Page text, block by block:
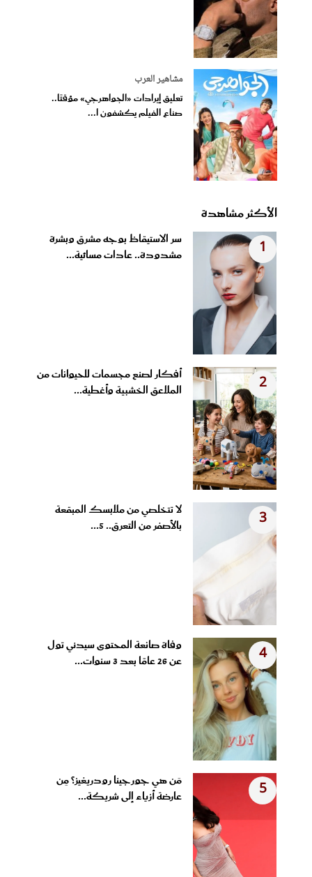
مشاهير العرب
تعليق إيرادات «الجواهرجي» مؤقتًا..
صناع الفيلم يكشفون ا...
الأكثر مشاهدة
1
سر الاستيقاظ بوجه مشرق وبشرة
مشدودة.. عادات مسائية...
2
أفكار لصنع مجسمات للحيوانات من
الملاعق الخشبية وأغطية...
3
لا تتخلصي من ملابسك المبقعة
بالأصفر من التعرق.. 5...
4
وفاة صانعة المحتوى سيدني تول
عن 26 عامًا بعد 3 سنوات...
5
مَن هي جورجينا رودريغيز؟ مِن
عارضة أزياء إلى شريكة...